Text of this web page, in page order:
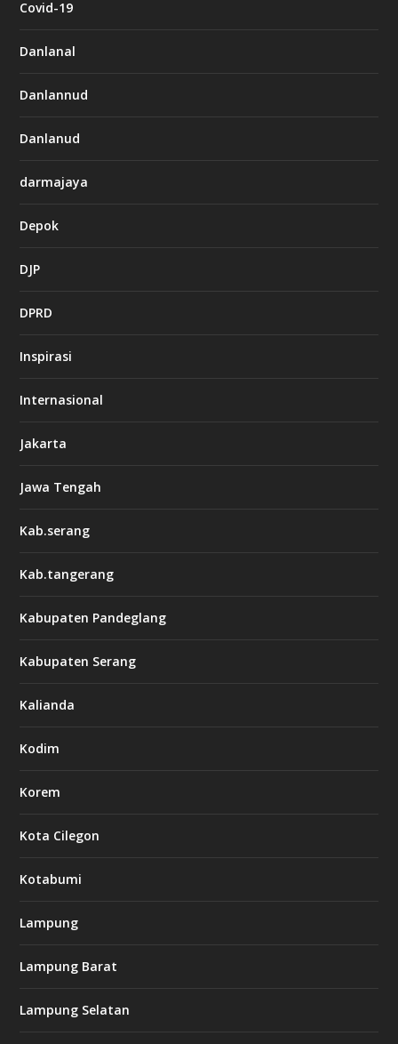
Covid-19
Danlanal
Danlannud
Danlanud
darmajaya
Depok
DJP
DPRD
Inspirasi
Internasional
Jakarta
Jawa Tengah
Kab.serang
Kab.tangerang
Kabupaten Pandeglang
Kabupaten Serang
Kalianda
Kodim
Korem
Kota Cilegon
Kotabumi
Lampung
Lampung Barat
Lampung Selatan